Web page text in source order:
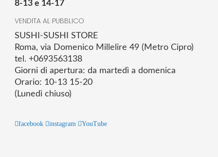
8-13 e 14-17
VENDITA AL PUBBLICO
SUSHI-SUSHI STORE
Roma, via Domenico Millelire 49 (Metro Cipro)
tel. +0693563138
Giorni di apertura: da martedì a domenica
Orario: 10-13 15-20
(Lunedì chiuso)
facebook instagram YouTube